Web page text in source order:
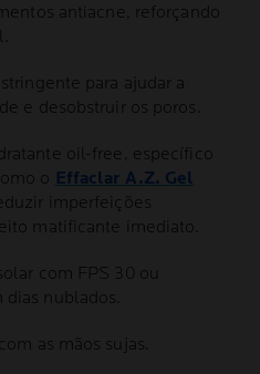
antiacne, reforçando
para ajudar a
e desobstruir os poros.
oil-free, específico
o Effaclar A.Z. Gel
imperfeições
matificante imediato.
com FPS 30 ou
nublados.
as mãos sujas.